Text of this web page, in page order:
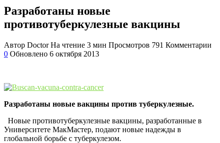
Разработаны новые
противотуберкулезные вакцины
Автор Doctor На чтение 3 мин Просмотров 791 Комментарии
0 Обновлено 6 октября 2013
Разработаны новые вакцины против туберкулезные.
Новые противотуберкулезные вакцины, разработанные в
Университете МакМастер, подают новые надежды в
глобальной борьбе с туберкулезом.